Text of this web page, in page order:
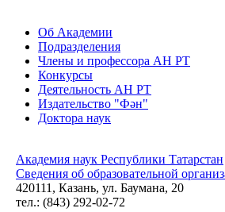
Об Академии
Подразделения
Члены и профессора АН РТ
Конкурсы
Деятельность АН РТ
Издательство "Фән"
Доктора наук
Академия наук Республики Татарстан
Сведения об образовательной
420111, Казань, ул. Баумана, 20
тел.: (843) 292-02-72